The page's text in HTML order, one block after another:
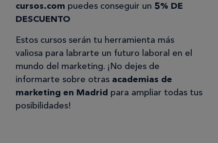
cursos.com puedes conseguir un 5% DE
DESCUENTO
Estos cursos serán tu herramienta más
valiosa para labrarte un futuro laboral en el
mundo del marketing. ¡No dejes de
informarte sobre otras academias de
marketing en Madrid para ampliar todas tus
posibilidades!